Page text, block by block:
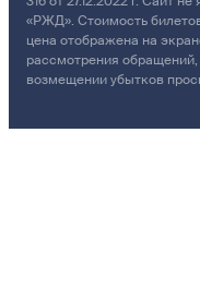
«РЖД». Стоимость
цена отображена на
рассмотрения
возмещении убытков